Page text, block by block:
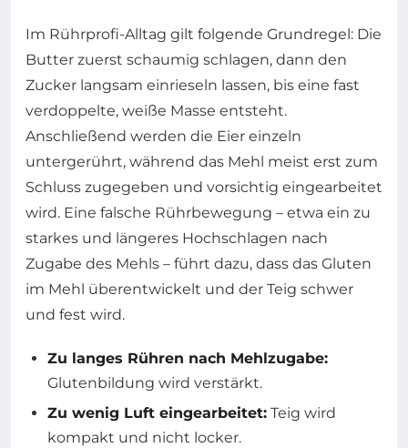
Im Rührprofi-Alltag gilt folgende Grundregel: Die
Butter zuerst schaumig schlagen, dann den
Zucker langsam einrieseln lassen, bis eine fast
verdoppelte, weiße Masse entsteht.
Anschließend werden die Eier einzeln
untergerührt, während das Mehl meist erst zum
Schluss zugegeben und vorsichtig eingearbeitet
wird. Eine falsche Rührbewegung – etwa ein zu
starkes und längeres Hochschlagen nach
Zugabe des Mehls – führt dazu, dass das Gluten
im Mehl überentwickelt und der Teig schwer
und fest wird.
Zu langes Rühren nach Mehlzugabe:
Glutenbildung wird verstärkt.
Zu wenig Luft eingearbeitet: Teig wird
kompakt und nicht locker.